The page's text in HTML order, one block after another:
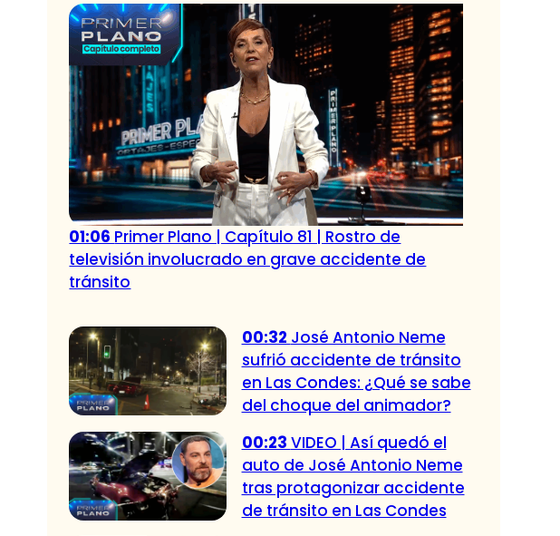
01:06 Primer Plano | Capítulo 81 | Rostro de
televisión involucrado en grave accidente de
tránsito
00:32 José Antonio Neme
sufrió accidente de tránsito
en Las Condes: ¿Qué se sabe
del choque del animador?
00:23 VIDEO | Así quedó el
auto de José Antonio Neme
tras protagonizar accidente
de tránsito en Las Condes